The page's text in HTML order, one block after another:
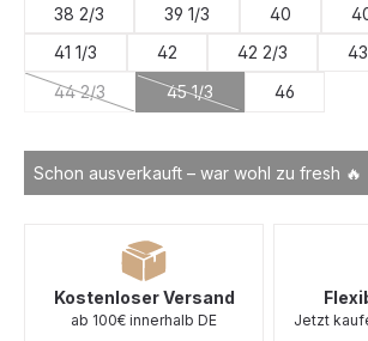
Schon ausverkauft – war wohl zu fresh 🔥
38 2/3 39 1/3 40
41 1/3
42 42 2/3
44 2/3
(Diese Option ist zurzeit nicht verfügbar.)
45 1/3
(Diese Option ist zurzeit
46
Kostenloser Versand
ab 100€ innerhalb DE Jetzt